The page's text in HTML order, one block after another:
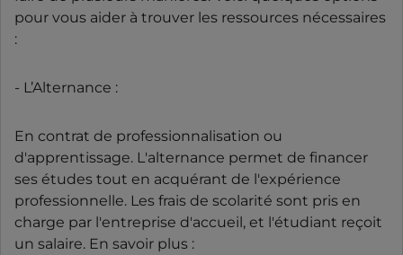
pour vous aider à trouver les ressources nécessaires
:
- L’Alternance :
En contrat de professionnalisation ou
d'apprentissage. L'alternance permet de financer
ses études tout en acquérant de l'expérience
professionnelle. Les frais de scolarité sont pris en
charge par l'entreprise d'accueil, et l'étudiant reçoit
un salaire. En savoir plus :